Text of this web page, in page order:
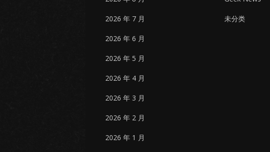
2026 年 7 月
2026 年 6 月
2026 年 5 月
2026 年 4 月
2026 年 3 月
2026 年 2 月
2026 年 1 月
未分类